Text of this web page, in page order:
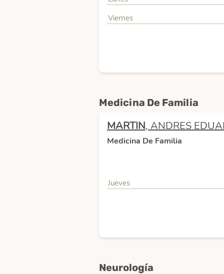
Viernes
Medicina De Familia
MARTIN, ANDRES
Medicina De Familia
Jueves
Neurología